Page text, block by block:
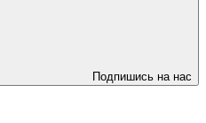
Подпишись на нас